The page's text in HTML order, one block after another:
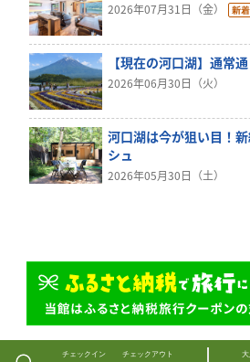
2026年07月31日（金）
【現在の河口湖】通常
2026年06月30日（火）
河口湖は今が狙い目！
シュ
2026年05月30日（土）
チェックイン チェックアウト 大